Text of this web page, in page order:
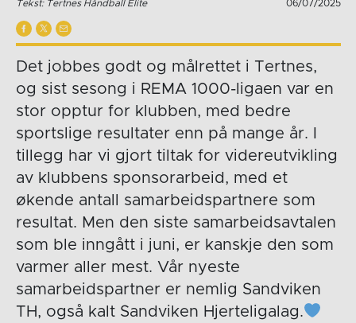
Tekst: Tertnes Håndball Elite 06/07/2025
Det jobbes godt og målrettet i Tertnes,
og sist sesong i REMA 1000-ligaen var en
stor opptur for klubben, med bedre
sportslige resultater enn på mange år. I
tillegg har vi gjort tiltak for videreutvikling
av klubbens sponsorarbeid, med et
økende antall samarbeidspartnere som
resultat. Men den siste samarbeidsavtalen
som ble inngått i juni, er kanskje den som
varmer aller mest. Vår nyeste
samarbeidspartner er nemlig Sandviken
TH, også kalt Sandviken Hjerteligalag.